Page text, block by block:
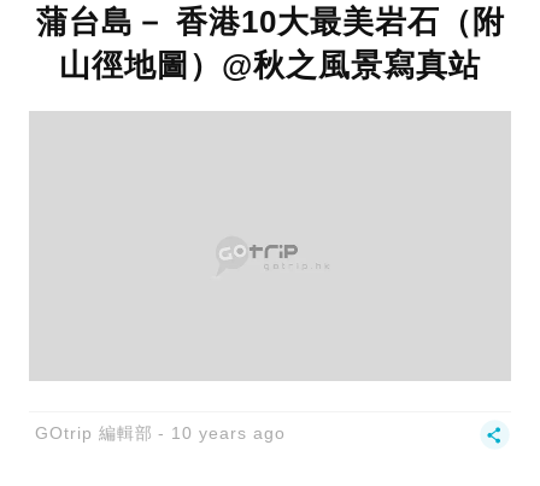
蒲台島－ 香港10大最美岩石（附
山徑地圖）@秋之風景寫真站
GOtrip 編輯部 10 years ago